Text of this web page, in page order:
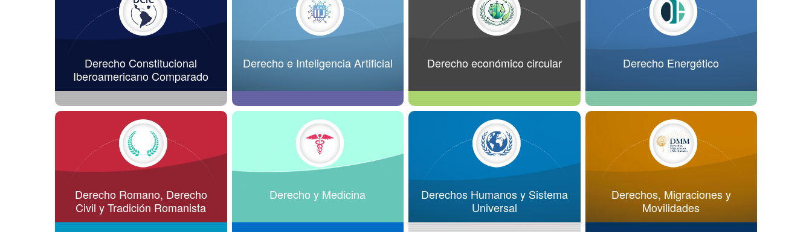
Derecho Constitucional
Iberoamericano Comparado
Derecho e Inteligencia Artificial Derecho económico circular Derecho Energético
Derecho Romano, Derecho
Civil y Tradición Romanista
Derecho y Medicina
Derechos Humanos y Sistema
Universal
Derechos, Migraciones y
Movilidades